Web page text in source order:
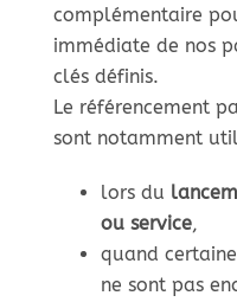
complémentaire
immédiate de nos
clés définis.
Le référencement
sont notamment
lors du
ou service,
quand
ne sont pas